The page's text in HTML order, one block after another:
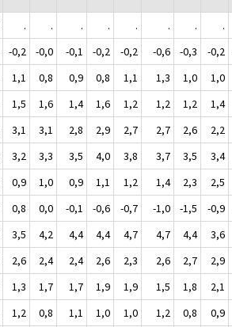
. . . . . . . .
-0,2 -0,0 -0,1 -0,2 -0,2 -0,6 -0,3 -0,2
1,1 0,8 0,9 0,8 1,1 1,3 1,0 1,0
1,5 1,6 1,4 1,6 1,2 1,2 1,2 1,4
3,1 3,1 2,8 2,9 2,7 2,7 2,6 2,2
3,2 3,3 3,5 4,0 3,8 3,7 3,5 3,4
0,9 1,0 0,9 1,1 1,2 1,4 2,3 2,5
0,8 0,0 -0,1 -0,6 -0,7 -1,0 -1,5 -0,9
3,5 4,2 4,4 4,4 4,7 4,7 4,4 3,6
2,6 2,4 2,4 2,6 2,3 2,6 2,7 2,9
1,3 1,7 1,7 1,9 1,9 1,5 1,8 2,1
1,2 0,8 1,1 1,0 1,0 1,2 0,8 0,9